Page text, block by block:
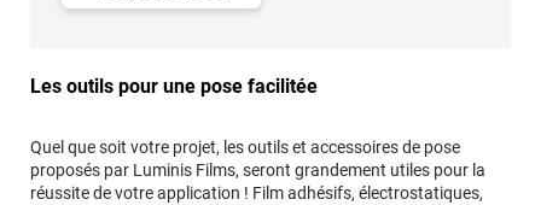
Les outils pour une pose facilitée
Quel que soit votre projet, les outils et accessoires de pose
proposés par Luminis Films, seront grandement utiles pour la
réussite de votre application ! Film adhésifs, électrostatiques,